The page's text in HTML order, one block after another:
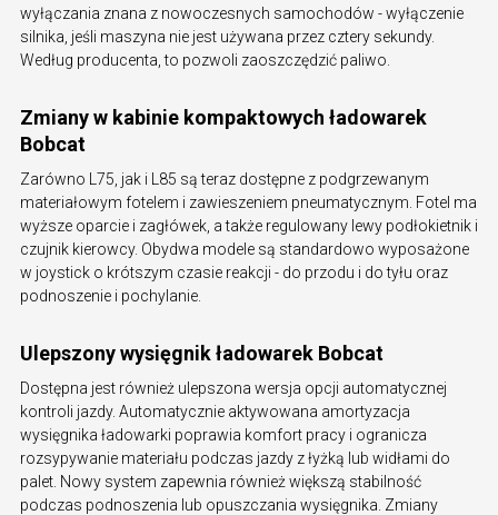
wyłączania znana z nowoczesnych samochodów - wyłączenie
silnika, jeśli maszyna nie jest używana przez cztery sekundy.
Według producenta, to pozwoli zaoszczędzić paliwo.
Zmiany w kabinie kompaktowych ładowarek
Bobcat
Zarówno L75, jak i L85 są teraz dostępne z podgrzewanym
materiałowym fotelem i zawieszeniem pneumatycznym. Fotel ma
wyższe oparcie i zagłówek, a także regulowany lewy podłokietnik i
czujnik kierowcy. Obydwa modele są standardowo wyposażone
w joystick o krótszym czasie reakcji - do przodu i do tyłu oraz
podnoszenie i pochylanie.
Ulepszony wysięgnik ładowarek Bobcat
Dostępna jest również ulepszona wersja opcji automatycznej
kontroli jazdy. Automatycznie aktywowana amortyzacja
wysięgnika ładowarki poprawia komfort pracy i ogranicza
rozsypywanie materiału podczas jazdy z łyżką lub widłami do
palet. Nowy system zapewnia również większą stabilność
podczas podnoszenia lub opuszczania wysięgnika. Zmiany